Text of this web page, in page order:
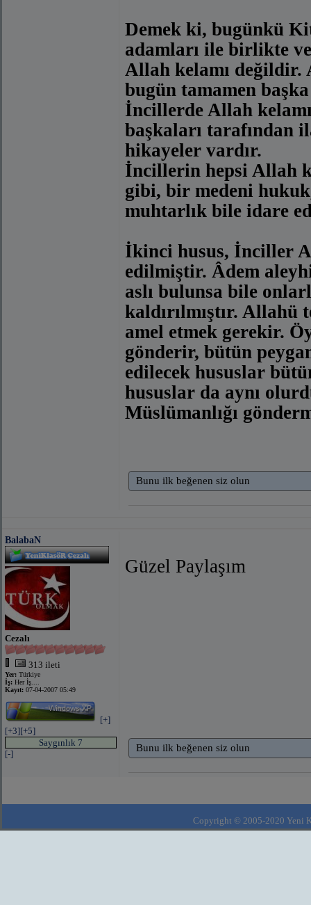
Demek ki, bugünkü
adamları ile birlikte
Allah kelamı
bugün tamamen
İncillerde Allah
başkaları tarafından
hikayeler vardır.
İncillerin hepsi Allah
gibi, bir medeni
muhtarlık bile idare
İkinci husus, İnciller
edilmiştir. Âdem
aslı bulunsa bile
kaldırılmıştır. Allahü
amel etmek gerekir.
gönderir, bütün
edilecek hususlar
hususlar da aynı
Müslümanlığı
Bunu ilk beğenen siz olun
BalabaN
Cezalı
313 ileti
Yer: Türkiye
İş: Her İş....
Kayıt: 07-04-2007 05:49
[+]
[+3][+5]
Saygınlık 7
[-]
Güzel Paylaşım
Bunu ilk beğenen siz olun
Copyright © 2005-2020 Yeni